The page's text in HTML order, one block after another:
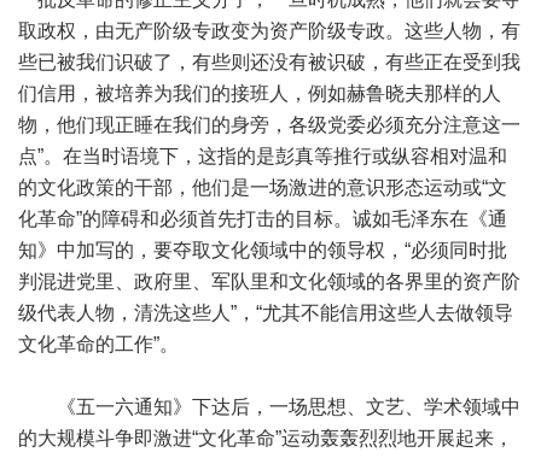
取政权，由无产阶级专政变为资产阶级专政。这些人物，有
些已被我们识破了，有些则还没有被识破，有些正在受到我
们信用，被培养为我们的接班人，例如赫鲁晓夫那样的人
物，他们现正睡在我们的身旁，各级党委必须充分注意这一
点”。在当时语境下，这指的是彭真等推行或纵容相对温和
的文化政策的干部，他们是一场激进的意识形态运动或“文
化革命”的障碍和必须首先打击的目标。诚如毛泽东在《通
知》中加写的，要夺取文化领域中的领导权，“必须同时批
判混进党里、政府里、军队里和文化领域的各界里的资产阶
级代表人物，清洗这些人”，“尤其不能信用这些人去做领导
文化革命的工作”。
《五一六通知》下达后，一场思想、文艺、学术领域中
的大规模斗争即激进“文化革命”运动轰轰烈烈地开展起来，